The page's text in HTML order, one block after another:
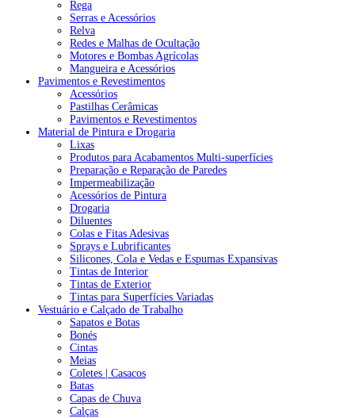
Rega
Serras e Acessórios
Relva
Redes e Malhas de Ocultação
Motores e Bombas Agrícolas
Mangueira e Acessórios
Pavimentos e Revestimentos
Acessórios
Pastilhas Cerâmicas
Pavimentos e Revestimentos
Material de Pintura e Drogaria
Lixas
Produtos para Acabamentos Multi-superfícies
Preparação e Reparação de Paredes
Impermeabilização
Acessórios de Pintura
Drogaria
Diluentes
Colas e Fitas Adesivas
Sprays e Lubrificantes
Silicones, Cola e Vedas e Espumas Expansivas
Tintas de Interior
Tintas de Exterior
Tintas para Superfícies Variadas
Vestuário e Calçado de Trabalho
Sapatos e Botas
Bonés
Cintas
Meias
Coletes | Casacos
Batas
Capas de Chuva
Calças